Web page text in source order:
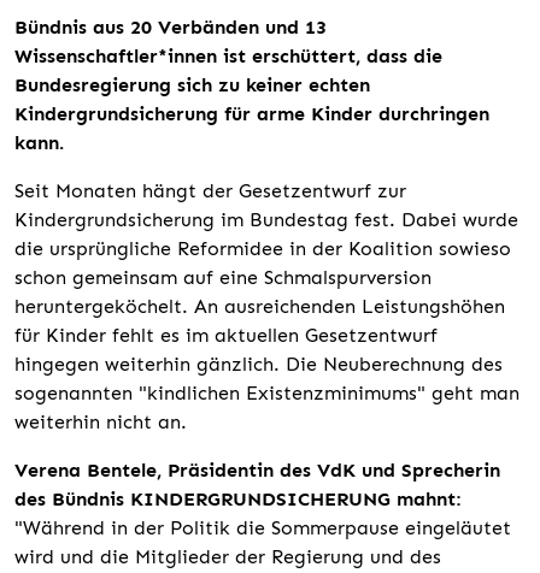
Bündnis aus 20 Verbänden und 13
Wissenschaftler*innen ist erschüttert, dass die
Bundesregierung sich zu keiner echten
Kindergrundsicherung für arme Kinder durchringen
kann.
Seit Monaten hängt der Gesetzentwurf zur
Kindergrundsicherung im Bundestag fest. Dabei wurde
die ursprüngliche Reformidee in der Koalition sowieso
schon gemeinsam auf eine Schmalspurversion
heruntergeköchelt. An ausreichenden Leistungshöhen
für Kinder fehlt es im aktuellen Gesetzentwurf
hingegen weiterhin gänzlich. Die Neuberechnung des
sogenannten "kindlichen Existenzminimums" geht man
weiterhin nicht an.
Verena Bentele, Präsidentin des VdK und Sprecherin
des Bündnis KINDERGRUNDSICHERUNG mahnt:
"Während in der Politik die Sommerpause eingeläutet
wird und die Mitglieder der Regierung und des